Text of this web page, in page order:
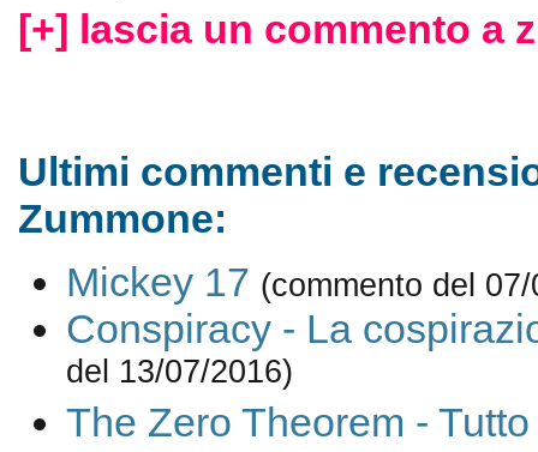
[+] lascia un commento a
Ultimi commenti e
Zummone:
Mickey 17 (commento del
Conspiracy - La
del 13/07/2016)
The Zero Theorem -